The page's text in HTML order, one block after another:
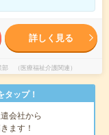
詳しく見る
（医療福祉介護関連）
ップ！
会社から
ます！